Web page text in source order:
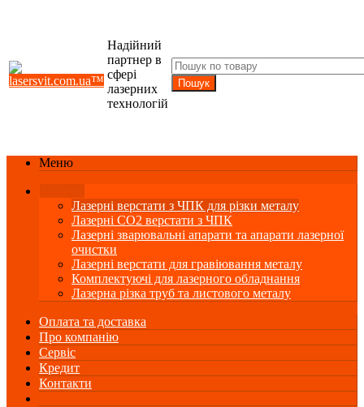
Надійний
партнер в
сфері
лазерних
технологій
Меню
Лазерні верстати з ЧПК для різки металу
Лазерні СО2 верстати з ЧПК
Лазерні зварювальні апарати та апарати лазерної
очистки
Лазерні верстати для гравіювання металу
Комплектуючі для лазерного обладнання
Лазерна різка труб та листового металу
Оплата та доставка
Про компанію
Сервіс
Кредит
Контакти